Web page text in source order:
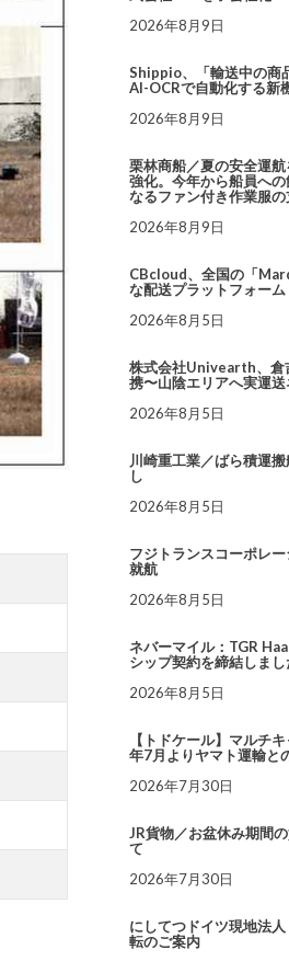
2026年8月9日
Shippio、「輸送中の商
AI-OCRで自動化する新
2026年8月9日
栗林商船／夏の安全運
強化。今年から船員へ
なるファン付き作業服
2026年8月9日
CBcloud、全国の「
な配送プラットフォー
2026年8月5日
株式会社Univearth、倉
携〜山陰エリアへ実運
2026年8月5日
川崎重工業／ばら積運
し
2026年8月5日
フジトランスコーポレー
就航
2026年8月5日
ネバーマイル：TGR
シップ契約を締結しまし
2026年8月5日
【トドケール】マルチ
年7月よりヤマト運輸と
2026年7月30日
JR貨物／お盆休み期間
て
2026年7月30日
にしてつドイツ現地法
転のご案内